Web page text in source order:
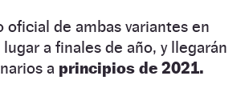
oficial de ambas variantes en
a finales de año, y llegarán
a principios de 2021.